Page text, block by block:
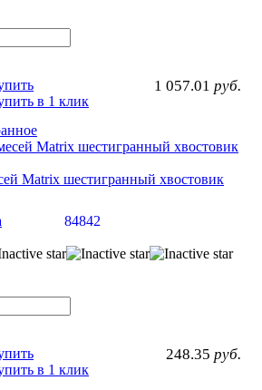
1 057.01 руб.
в 1 клик
Matrix шестигранный хвостовик
84842
248.35 руб.
в 1 клик